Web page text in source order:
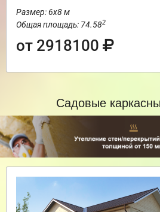
Размер: 6х8 м
Общая площадь: 74.582
от 2918100
Садовые